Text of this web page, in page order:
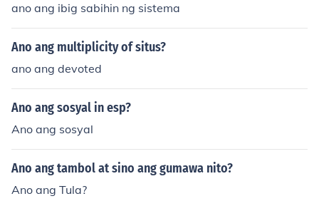
ano ang ibig sabihin ng sistema
Ano ang multiplicity of situs?
ano ang devoted
Ano ang sosyal in esp?
Ano ang sosyal
Ano ang tambol at sino ang gumawa nito?
Ano ang Tula?